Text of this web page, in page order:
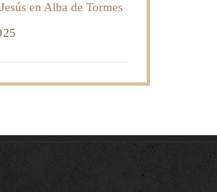
en Alba de Tormes